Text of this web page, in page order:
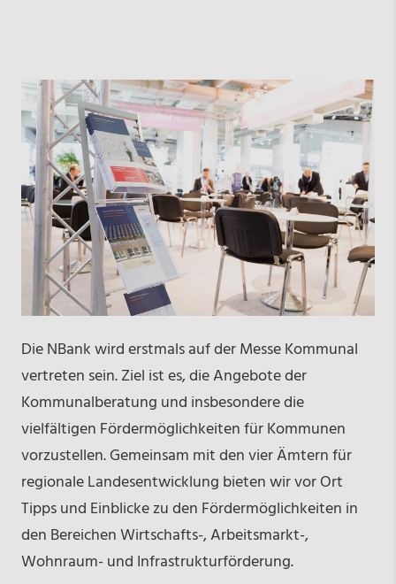
Die NBank wird erstmals auf der Messe Kommunal
vertreten sein. Ziel ist es, die Angebote der
Kommunalberatung und insbesondere die
vielfältigen Fördermöglichkeiten für Kommunen
vorzustellen. Gemeinsam mit den vier Ämtern für
regionale Landesentwicklung bieten wir vor Ort
Tipps und Einblicke zu den Fördermöglichkeiten in
den Bereichen Wirtschafts-, Arbeitsmarkt-,
Wohnraum- und Infrastrukturförderung.